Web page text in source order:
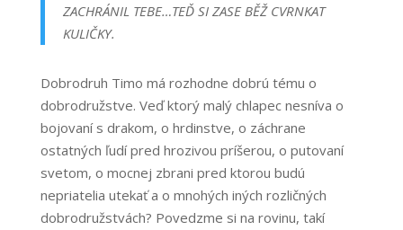
ZACHRÁNIL TEBE…TEĎ SI ZASE BĚŽ CVRNKAT
KULIČKY.
Dobrodruh Timo má rozhodne dobrú tému o
dobrodružstve. Veď ktorý malý chlapec nesníva o
bojovaní s drakom, o hrdinstve, o záchrane
ostatných ľudí pred hrozivou príšerou, o putovaní
svetom, o mocnej zbrani pred ktorou budú
nepriatelia utekať a o mnohých iných rozličných
dobrodružstvách? Povedzme si na rovinu, takí